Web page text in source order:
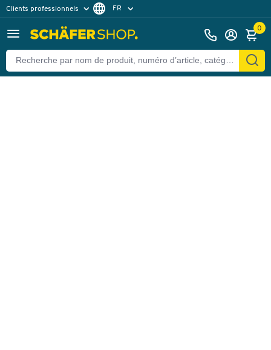
Clients professionnels
Clients particuliers
FR
0
Retour